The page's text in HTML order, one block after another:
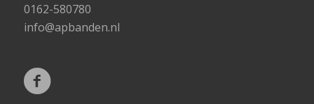
0162-580780
info@apbanden.nl